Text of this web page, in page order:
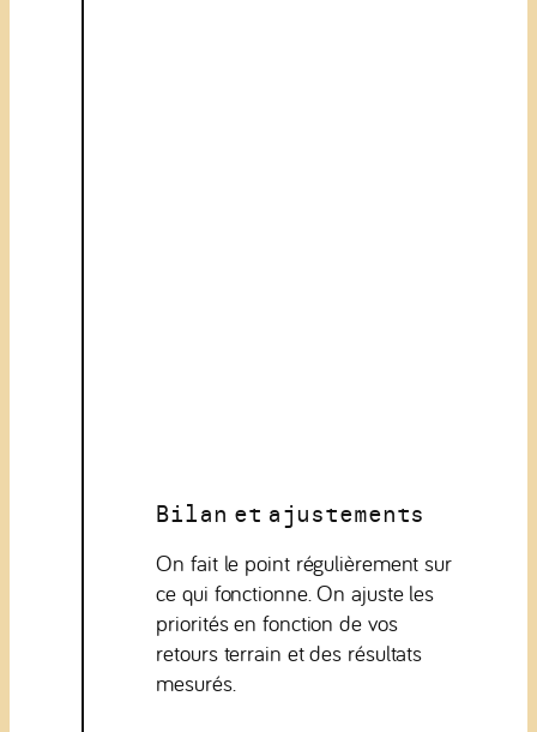
Bilan et ajustements
On fait le point régulièrement sur
ce qui fonctionne. On ajuste les
priorités en fonction de vos
retours terrain et des résultats
mesurés.